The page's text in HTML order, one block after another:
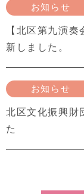
お知らせ
【北区第九演
新しました。
お知らせ
北区文化振興財
た